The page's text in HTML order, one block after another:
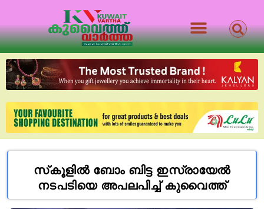
സ്‌കൂളിൽ ബോം ബിട്ട ഇസ്രായേൽ
നടപടിയെ അപലപിച്ച് കുവൈത്ത്